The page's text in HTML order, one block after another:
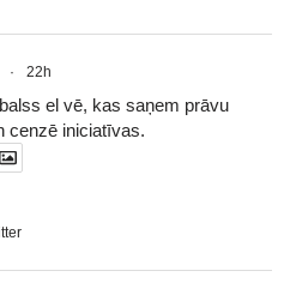
· 22h
el vē, kas saņem prāvu
cenzē iniciatīvas.